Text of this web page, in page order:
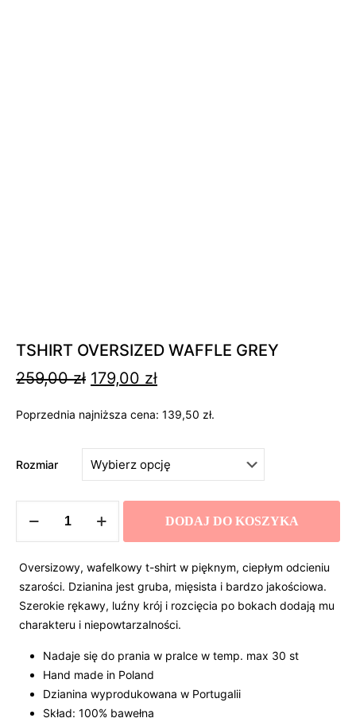
TSHIRT OVERSIZED WAFFLE GREY
259,00zł Pierwotna
wynosiła:
179,00 złAktualna
wynosi:
Poprzednia najniższa cena: 139,50 zł.
Rozmiar
WAFFLE
GREY
DODAJ DO KOSZYKA
Oversizowy, wafelkowy t-shirt w pięknym, ciepłym odcieniu
szarości. Dzianina jest gruba, mięsista i bardzo jakościowa.
Szerokie rękawy, luźny krój i rozcięcia po bokach dodają mu
charakteru i niepowtarzalności.
Nadaje się do prania w pralce w temp. max 30 st
Hand made in Poland
Dzianina wyprodukowana w Portugalii
Skład: 100% bawełna